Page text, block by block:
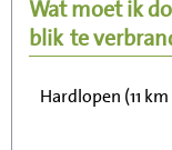
Wat moet ik
blik te
Wandelen (5
Hardlopen (11